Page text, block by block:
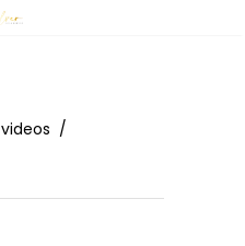
videos /